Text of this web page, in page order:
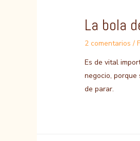
La bola
2 comentarios /
Es de vital
negocio,
de parar.